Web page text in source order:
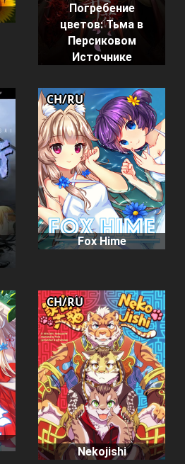
Погребение
цветов: Тьма в
Персиковом
Источнике
Fox Hime
CH/RU
Nekojishi
CH/RU